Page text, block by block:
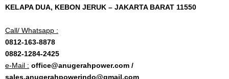
KELAPA DUA, KEBON JERUK – JAKARTA BARAT 11550
Call/ Whatsapp :
0812-163-8878
0882-1284-2425
e-Mail : office@anugerahpower.com /
sales.anugerahpowerindo@gmail.com